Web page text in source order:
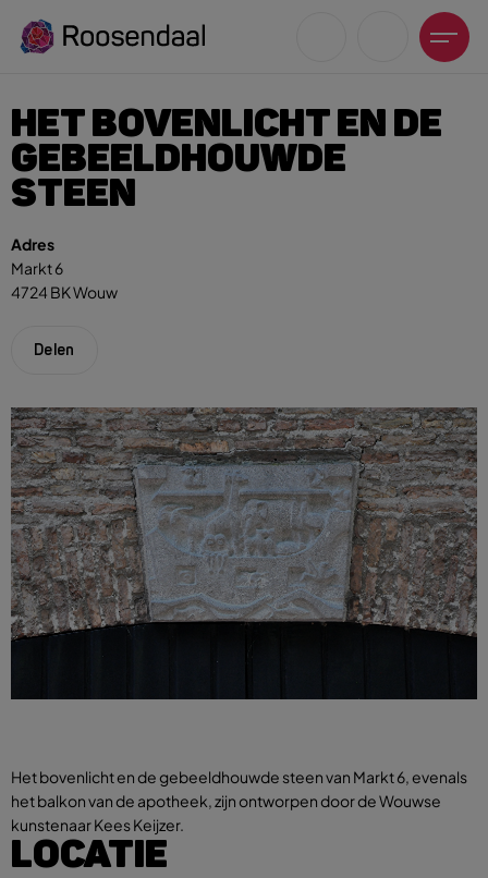
UITagenda
Wandelen
Winkeltijden en koopzondagen
HET BOVENLICHT EN DE
GEBEELDHOUWDE
STEEN
Adres
Markt 6
4724 BK Wouw
Delen
Het bovenlicht en de gebeeldhouwde steen van Markt 6, evenals
het balkon van de apotheek, zijn ontworpen door de Wouwse
kunstenaar Kees Keijzer.
LOCATIE